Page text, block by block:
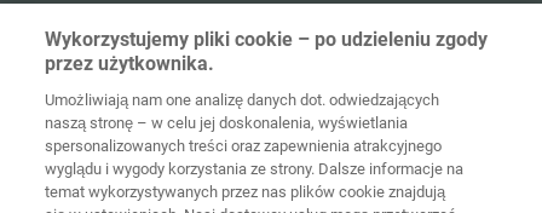
56746Kempenich
Strona Ochrona
Wykorzystujemy pliki cookie – po udzieleniu zgody
przez użytkownika.
Umożliwiają nam one analizę danych dot. odwiedzających
naszą stronę – w celu jej doskonalenia, wyświetlania
spersonalizowanych treści oraz zapewnienia atrakcyjnego
wyglądu i wygody korzystania ze strony. Dalsze informacje na
temat wykorzystywanych przez nas plików cookie znajdują